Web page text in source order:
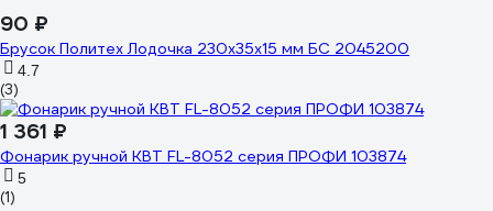
90 ₽
Брусок Политех Лодочка 230x35x15 мм БС 2045200
4.7
(3)
1 361 ₽
Фонарик ручной КВТ FL-8052 серия ПРОФИ 103874
5
(1)